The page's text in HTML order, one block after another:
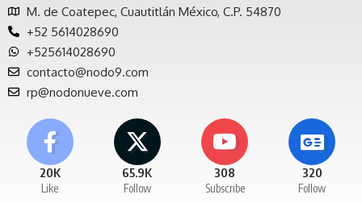
M. de Coatepec, Cuautitlán México, C.P. 54870
+52 5614028690
+525614028690
contacto@nodo9.com
rp@nodonueve.com
20K
Like
65.9K
Follow
308
Subscribe
320
Follow